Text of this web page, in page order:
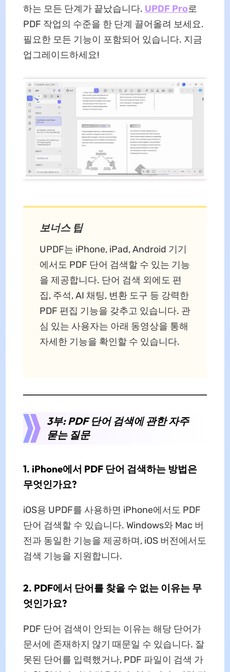
하는 모든 단계가 끝났습니다. UPDF Pro로
PDF 작업의 수준을 한 단계 끌어올려 보세요.
필요한 모든 기능이 포함되어 있습니다. 지금
업그레이드하세요!
보너스 팁
UPDF는 iPhone, iPad, Android 기기
에서도 PDF 단어 검색할 수 있는 기능
을 제공합니다. 단어 검색 외에도 편
집, 주석, AI 채팅, 변환 도구 등 강력한
PDF 편집 기능을 갖추고 있습니다. 관
심 있는 사용자는 아래 동영상을 통해
자세한 기능을 확인할 수 있습니다.
3부: PDF 단어 검색에 관한 자주
묻는 질문
1. iPhone에서 PDF 단어 검색하는 방법은
무엇인가요?
iOS용 UPDF를 사용하면 iPhone에서도 PDF
단어 검색할 수 있습니다. Windows와 Mac 버
전과 동일한 기능을 제공하며, iOS 버전에서도
검색 기능을 지원합니다.
2. PDF에서 단어를 찾을 수 없는 이유는 무
엇인가요?
PDF 단어 검색이 안되는 이유는 해당 단어가
문서에 존재하지 않기 때문일 수 있습니다. 잘
못된 단어를 입력했거나, PDF 파일이 검색 가